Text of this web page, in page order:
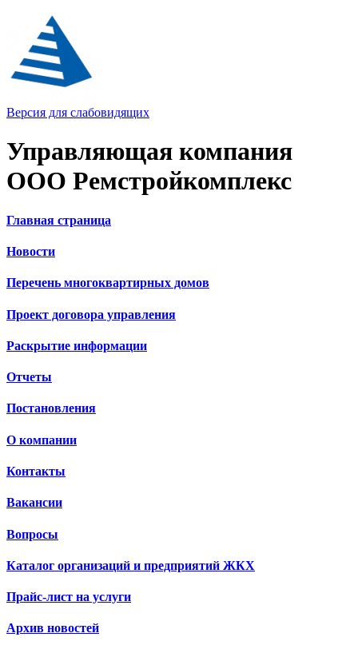
Версия для слабовидящих
Управляющая компания
ООО Ремстройкомплекс
Главная страница
Новости
Перечень многоквартирных домов
Проект договора управления
Раскрытие информации
Отчеты
Постановления
О компании
Контакты
Вакансии
Вопросы
Каталог организаций и предприятий ЖКХ
Прайс-лист на услуги
Архив новостей